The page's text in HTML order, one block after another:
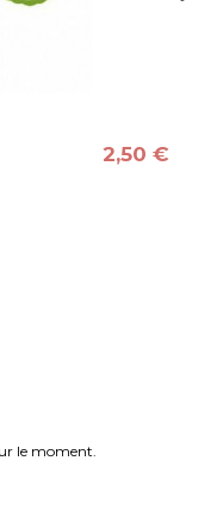
2,50 €
le moment.